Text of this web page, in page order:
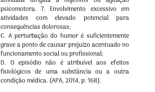
psicomotora. 7. Envolvimento excessivo em
atividades com elevado potencial para
consequências dolorosas;
C. A perturbação do humor é suficientemente
grave a ponto de causar prejuízo acentuado no
funcionamento social ou profissional;
D. O episódio não é atribuível aos efeitos
fisiológicos de uma substância ou a outra
condição médica. (APA, 2014, p. 168).